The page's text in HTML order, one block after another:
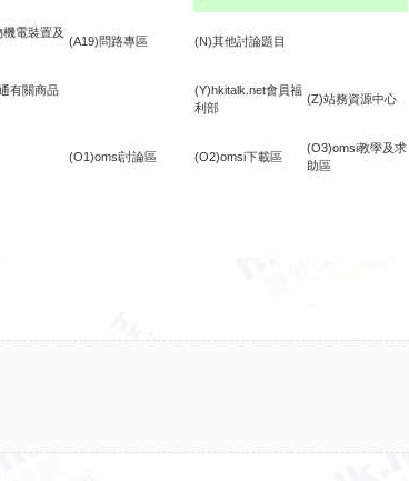
電裝置及
(A19)問路專區 (N)其他討論題目
有關商品
(Y)hkitalk.net會員福
利部
(Z)站務資源中心
(O1)omsi討論區 (O2)omsi下載區
(O3)omsi教學及求
助區